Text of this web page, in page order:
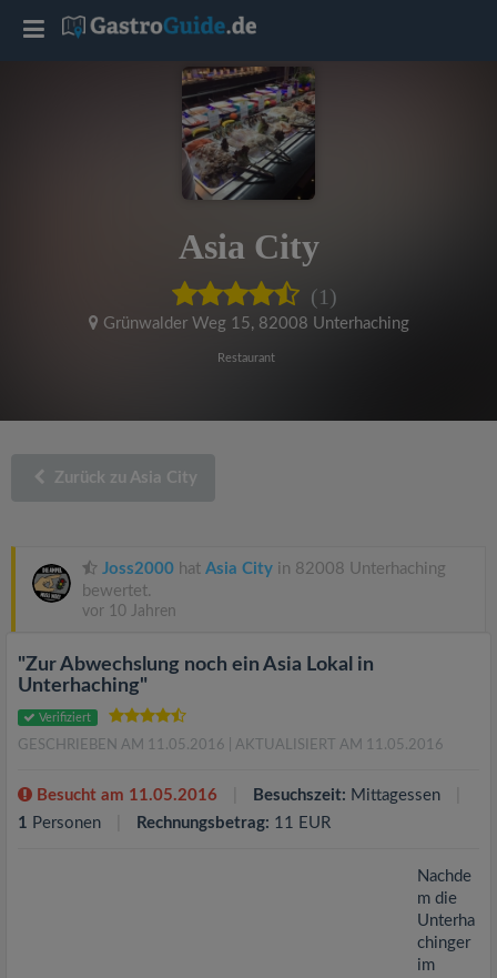
Asia City
(1)
Grünwalder Weg 15, 82008 Unterhaching
Restaurant
Zurück zu Asia City
Joss2000 hat Asia City in 82008 Unterhaching
bewertet.
vor 10 Jahren
"Zur Abwechslung noch ein Asia Lokal in
Unterhaching"
Verifiziert
GESCHRIEBEN AM 11.05.2016 | AKTUALISIERT AM 11.05.2016
Besucht am 11.05.2016 Besuchszeit: Mittagessen
1 Personen Rechnungsbetrag: 11 EUR
Nachde
m die
Unterha
chinger
im
T
a
i